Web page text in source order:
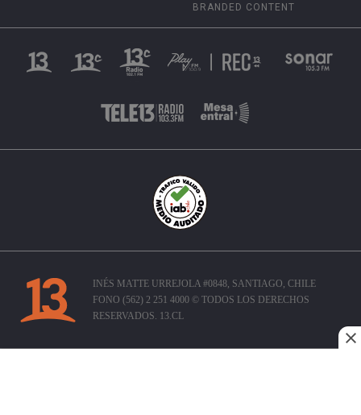
BRANDED CONTENT
INÉS MATTE URREJOLA #0848, SANTIAGO, CHILE
FONO (562) 2 251 4000 © TODOS LOS DERECHOS
RESERVADOS. 13.CL